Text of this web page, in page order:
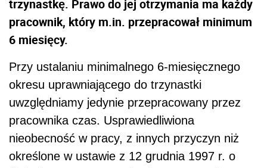
trzynastkę. Prawo do jej otrzymania ma każdy
pracownik, który m.in. przepracował minimum
6 miesięcy.
Przy ustalaniu minimalnego 6-miesięcznego
okresu uprawniającego do trzynastki
uwzględniamy jedynie przepracowany przez
pracownika czas. Usprawiedliwiona
nieobecność w pracy, z innych przyczyn niż
określone w ustawie z 12 grudnia 1997 r. o